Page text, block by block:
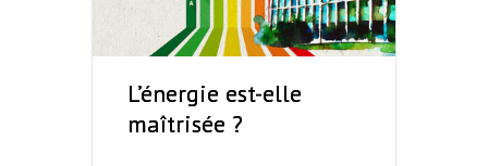
L’énergie est-elle
maîtrisée ?